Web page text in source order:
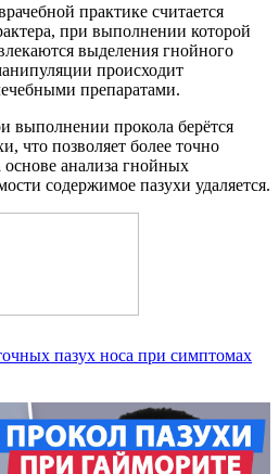
практике считается
при выполнении которой
выделения гнойного
происходит
препаратами.
выполнении прокола берётся
что позволяет более точно
основе анализа гнойных
содержимое пазухи удаляется.
пазух носа при симптомах